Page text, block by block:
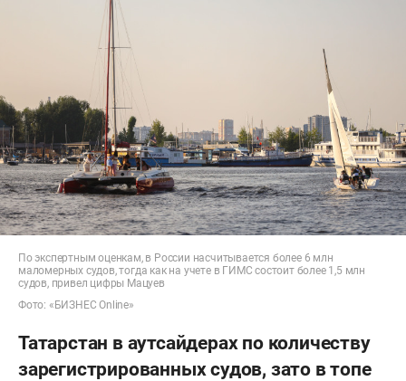
По экспертным оценкам, в России насчитывается более 6 млн
маломерных судов, тогда как на учете в ГИМС состоит более 1,5 млн
судов, привел цифры Мацуев
Фото: «БИЗНЕС Online»
Татарстан в аутсайдерах по количеству
зарегистрированных судов, зато в топе